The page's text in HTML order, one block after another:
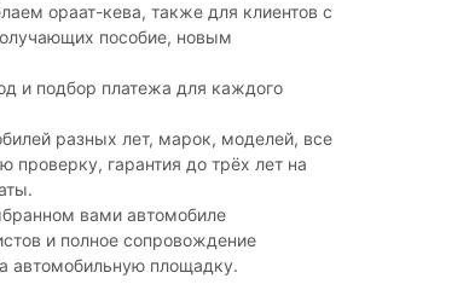
ораат-кева, также для клиентов с
пособие, новым
и подбор платежа для каждого
разных лет, марок, моделей, все
гарантия до трёх лет на
вами автомобиле
и полное сопровождение
автомобильную площадку.